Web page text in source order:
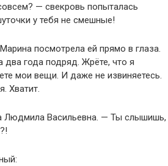
— свекровь попыталась
у тебя не смешные!
посмотрела ей прямо в глаза.
года подряд. Жрёте, что я
мои вещи. И даже не извиняетесь.
Хватит.
Людмила Васильевна. — Ты слышишь,